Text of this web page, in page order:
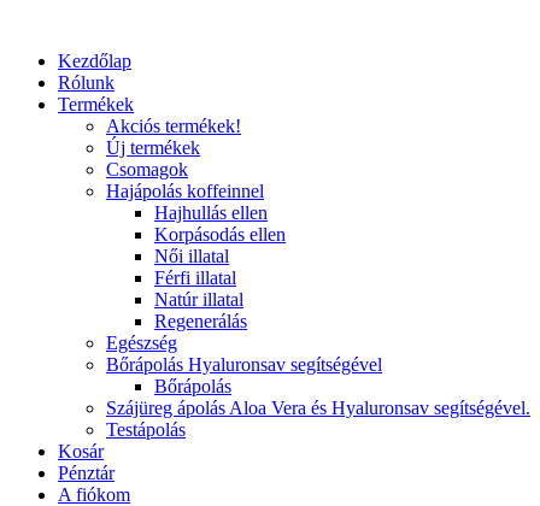
Kezdőlap
Rólunk
Termékek
Akciós termékek!
Új termékek
Csomagok
Hajápolás koffeinnel
Hajhullás ellen
Korpásodás ellen
Női illatal
Férfi illatal
Natúr illatal
Regenerálás
Egészség
Bőrápolás Hyaluronsav segítségével
Bőrápolás
Szájüreg ápolás Aloa Vera és Hyaluronsav segítségével.
Testápolás
Kosár
Pénztár
A fiókom